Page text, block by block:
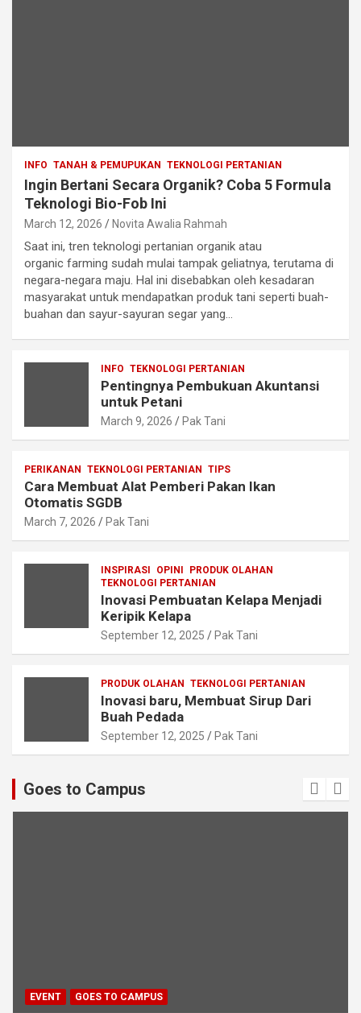
INFO TANAH & PEMUPUKAN TEKNOLOGI PERTANIAN
Ingin Bertani Secara Organik? Coba 5 Formula
Teknologi Bio-Fob Ini
March 12, 2026 Novita Awalia Rahmah
Saat ini, tren teknologi pertanian organik atau
organic farming sudah mulai tampak geliatnya, terutama di
negara-negara maju. Hal ini disebabkan oleh kesadaran
masyarakat untuk mendapatkan produk tani seperti buah-
buahan dan sayur-sayuran segar yang…
INFO TEKNOLOGI PERTANIAN
Pentingnya Pembukuan Akuntansi
untuk Petani
March 9, 2026 Pak Tani
PERIKANAN TEKNOLOGI PERTANIAN TIPS
Cara Membuat Alat Pemberi Pakan Ikan
Otomatis SGDB
March 7, 2026 Pak Tani
INSPIRASI OPINI
PRODUK OLAHAN
TEKNOLOGI PERTANIAN
Inovasi Pembuatan Kelapa Menjadi
Keripik Kelapa
September 12, 2025 Pak Tani
PRODUK OLAHAN TEKNOLOGI PERTANIAN
Inovasi baru, Membuat Sirup Dari
Buah Pedada
September 12, 2025 Pak Tani
Goes to Campus
EVENT GOES TO CAMPUS